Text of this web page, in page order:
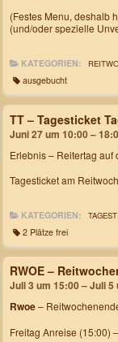
(Festes Menu, deshalb
(und/oder spezielle
KATEGORIEN:
ausgebucht
TT – Tagesticket
Juni 27 um 10:00 –
Erlebnis – Reitertag auf
Tagesticket am
KATEGORIEN:
2 Plätze frei
RWOE –
Juli 3 um 15:00 – Juli 5
Rwoe–
Freitag Anreise (15:00)